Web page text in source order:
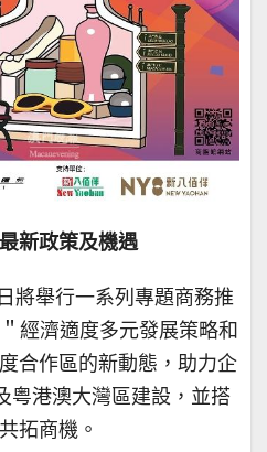
新政策及機遇
將舉行一系列專題商務推
經濟適度多元發展策略和
合作區的新動態，助力企
粤港澳大灣區建設，並搭
拓商機。